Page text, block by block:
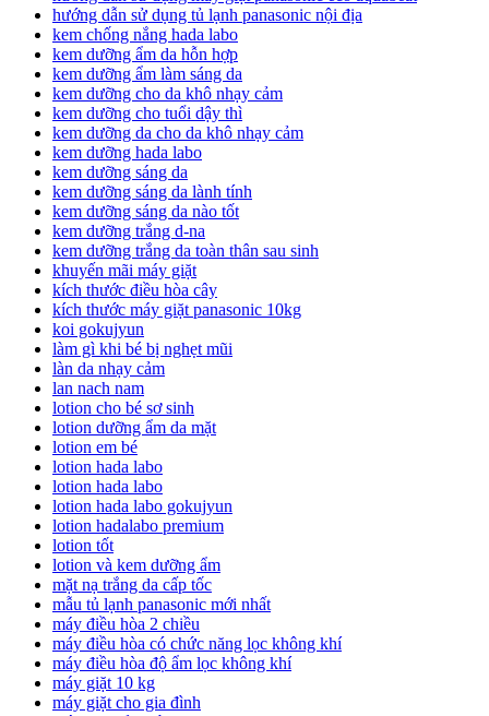
hướng dẫn sử dụng tủ lạnh panasonic nội địa
kem chống nắng hada labo
kem dưỡng ẩm da hỗn hợp
kem dưỡng ẩm làm sáng da
kem dưỡng cho da khô nhạy cảm
kem dưỡng cho tuổi dậy thì
kem dưỡng da cho da khô nhạy cảm
kem dưỡng hada labo
kem dưỡng sáng da
kem dưỡng sáng da lành tính
kem dưỡng sáng da nào tốt
kem dưỡng trắng d-na
kem dưỡng trắng da toàn thân sau sinh
khuyến mãi máy giặt
kích thước điều hòa cây
kích thước máy giặt panasonic 10kg
koi gokujyun
làm gì khi bé bị nghẹt mũi
làn da nhạy cảm
lan nach nam
lotion cho bé sơ sinh
lotion dưỡng ẩm da mặt
lotion em bé
lotion hada labo
lotion hada labo
lotion hada labo gokujyun
lotion hadalabo premium
lotion tốt
lotion và kem dưỡng ẩm
mặt nạ trắng da cấp tốc
mẫu tủ lạnh panasonic mới nhất
máy điều hòa 2 chiều
máy điều hòa có chức năng lọc không khí
máy điều hòa độ ẩm lọc không khí
máy giặt 10 kg
máy giặt cho gia đình